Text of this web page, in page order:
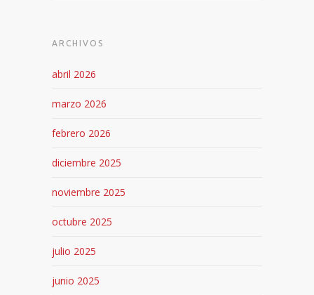
ARCHIVOS
abril 2026
marzo 2026
febrero 2026
diciembre 2025
noviembre 2025
octubre 2025
julio 2025
junio 2025